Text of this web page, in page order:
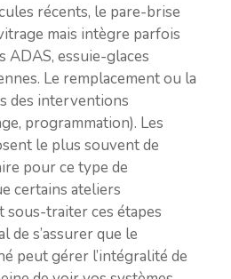
récents, le pare-brise
mais intègre parfois
ADAS, essuie-glaces
Le remplacement ou la
des interventions
programmation). Les
le plus souvent de
pour ce type de
certains ateliers
sous-traiter ces étapes
de s’assurer que le
peut gérer l’intégralité de